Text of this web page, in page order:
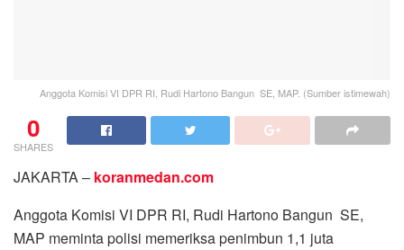
Anggota Komisi VI DPR RI, Rudi Hartono Bangun SE, MAP. (Sumber istimewah)
0
SHARES
JAKARTA – koranmedan.com
Anggota Komisi VI DPR RI, Rudi Hartono Bangun SE,
MAP meminta polisi memeriksa penimbun 1,1 juta